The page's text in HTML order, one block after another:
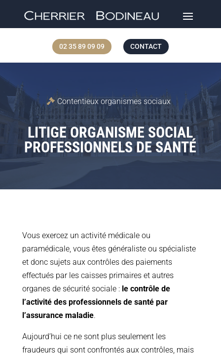
02 35 89 09 09 CONTACT
Contentieux organismes sociaux
LITIGE ORGANISME SOCIAL
PROFESSIONNELS DE SANTÉ
Vous exercez un activité médicale ou
paramédicale, vous êtes généraliste ou spécialiste
et donc sujets aux contrôles des paiements
effectués par les caisses primaires et autres
organes de sécurité sociale : le contrôle de
l’activité des professionnels de santé par
l’assurance maladie.
Aujourd’hui ce ne sont plus seulement les
fraudeurs qui sont confrontés aux contrôles, mais